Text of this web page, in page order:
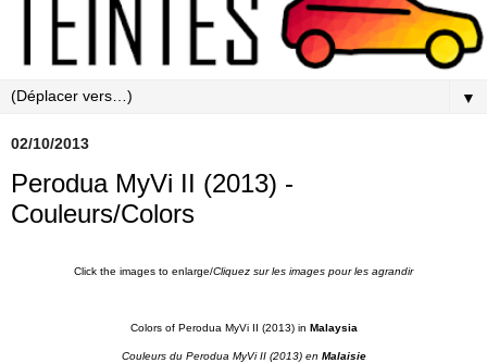
▼
02/10/2013
Perodua MyVi II (2013) -
Couleurs/Colors
Click the images to enlarge/Cliquez sur les images pour les agrandir
Colors of Perodua MyVi II (2013) in Malaysia
Couleurs du Perodua MyVi II (2013) en Malaisie